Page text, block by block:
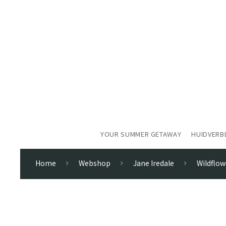
YOUR SUMMER GETAWAY
Home Webshop Jane Iredale